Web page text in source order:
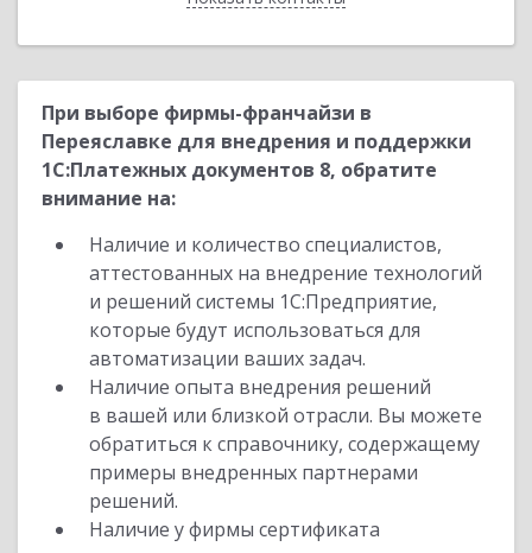
При выборе фирмы-франчайзи в
Переяславке для внедрения и поддержки
1С:Платежных документов 8, обратите
внимание на:
Наличие и количество специалистов,
аттестованных на внедрение технологий
и решений системы 1С:Предприятие,
которые будут использоваться для
автоматизации ваших задач.
Наличие опыта внедрения решений
в вашей или близкой отрасли. Вы можете
обратиться к справочнику, содержащему
примеры внедренных партнерами
решений.
Наличие у фирмы сертификата